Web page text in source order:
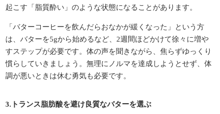
起こす「脂質酔い」のような状態になることがあります。
「バターコーヒーを飲んだらおなかが緩くなった」という方
は、バターを5gから始めるなど、2週間ほどかけて徐々に増や
すステップが必要です。体の声を聞きながら、焦らずゆっくり
慣らしていきましょう。無理にノルマを達成しようとせず、体
調が悪いときは休む勇気も必要です。
3.トランス脂肪酸を避け良質なバターを選ぶ